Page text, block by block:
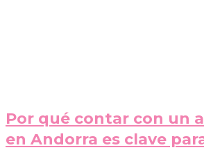
Por qué contar con un
en Andorra es clave